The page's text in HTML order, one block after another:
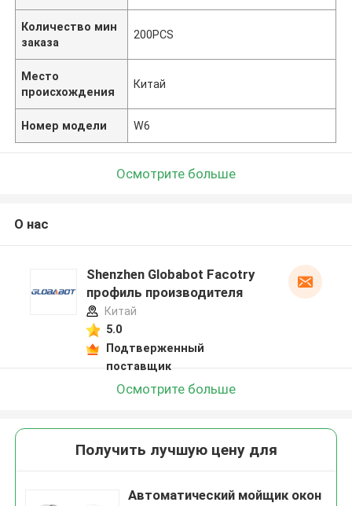
Количество мин
заказа
200PCS
Место
происхождения
Китай
Номер модели W6
Осмотрите больше
О нас
Shenzhen Globabot Facotry
профиль производителя
Китай
5.0
Подтверженный
поставщик
Осмотрите больше
Получить лучшую цену для
Автоматический мойщик окон